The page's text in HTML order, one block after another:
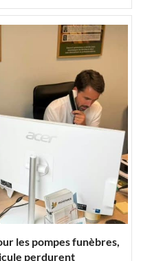
les pompes funèbres,
perdurent